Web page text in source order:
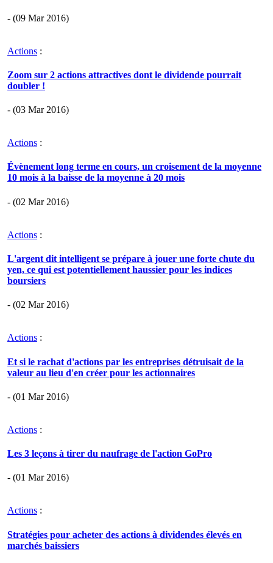
- (09 Mar 2016)
Actions :
Zoom sur 2 actions attractives dont le dividende pourrait
doubler !
- (03 Mar 2016)
Actions :
Évènement long terme en cours, un croisement de la moyenne
10 mois à la baisse de la moyenne à 20 mois
- (02 Mar 2016)
Actions :
L'argent dit intelligent se prépare à jouer une forte chute du
yen, ce qui est potentiellement haussier pour les indices
boursiers
- (02 Mar 2016)
Actions :
Et si le rachat d'actions par les entreprises détruisait de la
valeur au lieu d'en créer pour les actionnaires
- (01 Mar 2016)
Actions :
Les 3 leçons à tirer du naufrage de l'action GoPro
- (01 Mar 2016)
Actions :
Stratégies pour acheter des actions à dividendes élevés en
marchés baissiers